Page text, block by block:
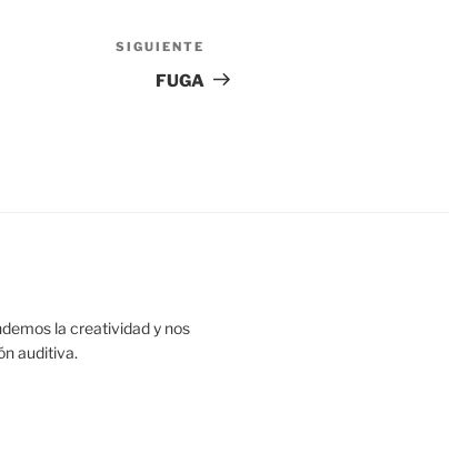
entrada
SIGUIENTE
FUGA
la creatividad y nos
auditiva.